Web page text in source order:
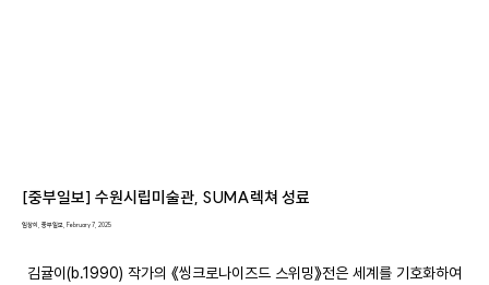
[중부일보] 수원시립미술관, SUMA렉쳐 성료
임창희, 중부일보, February 7, 2025
김귤이(b.1990) 작가의 《씽크로나이즈드 스위밍》전은 세계를 기호화하여